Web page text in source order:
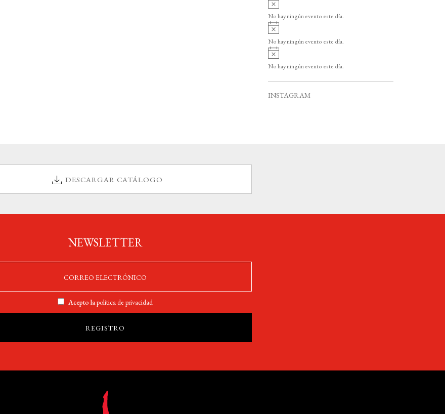
o
v
i
o
No hay ningún evento este día.
A
v
i
o
No hay ningún evento este día.
A
v
i
No hay ningún evento este día.
INSTAGRAM
DESCARGAR CATÁLOGO
NEWSLETTER
Acepto lapolítica de privacidad